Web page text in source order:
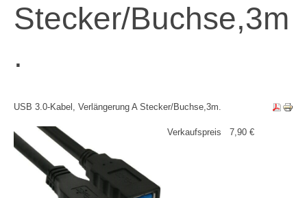
Stecker/Buchse,3m
.
USB 3.0-Kabel, Verlängerung A Stecker/Buchse,3m.
Verkaufspreis 7,90 €